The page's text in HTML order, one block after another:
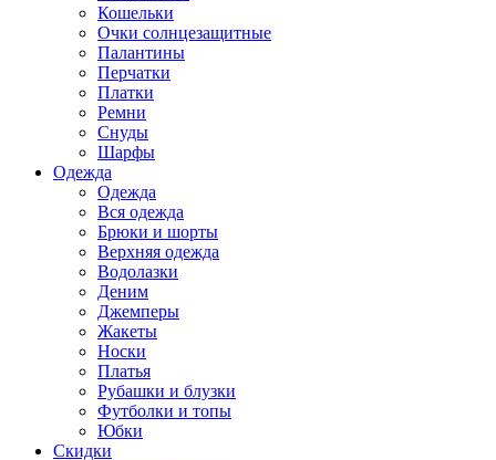
Кошельки
Очки солнцезащитные
Палантины
Перчатки
Платки
Ремни
Снуды
Шарфы
Одежда
Одежда
Вся одежда
Брюки и шорты
Верхняя одежда
Водолазки
Деним
Джемперы
Жакеты
Носки
Платья
Рубашки и блузки
Футболки и топы
Юбки
Скидки